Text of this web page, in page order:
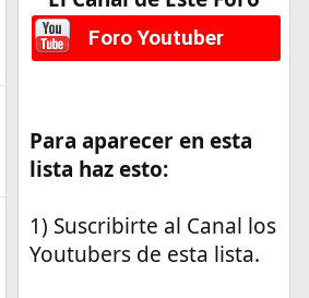
Foro Youtuber
Para aparecer en esta
lista haz esto:
1) Suscribirte al Canal los
Youtubers de esta lista.